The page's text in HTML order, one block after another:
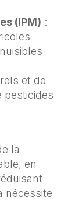
(IPM) :
et de
pesticides
la
en
nécessite